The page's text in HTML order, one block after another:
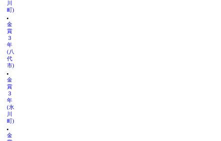
川
町)
金
賞
３
年
(八
代
市)
金
賞
３
年
(氷
川
町)
金